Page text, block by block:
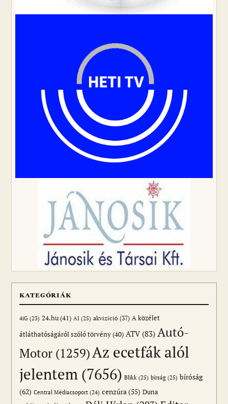
KATEGÓRIÁK
4iG (23) 24.hu(41) AI (25) akvizíció (37) A közélet
átláthatóságáról szóló törvény(40) ATV(83) Autó-
Motor (1259)Az ecetfák alól
jelentem (7656) Blikk (25) bírság (25) bíróság
(62) Central Médiacsoport (24) cenzúra(55) Duna